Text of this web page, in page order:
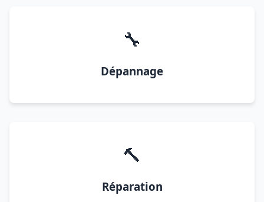
🔧
Dépannage
🔨
Réparation